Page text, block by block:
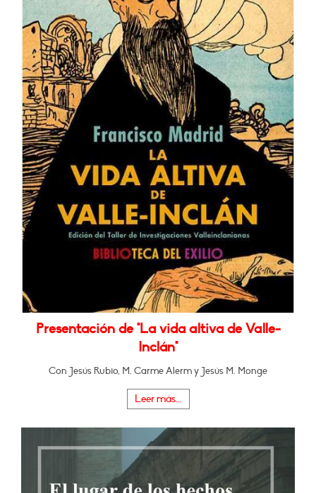
Presentación de "La vida altiva de Valle-
Inclán"
Con Jesús Rubio, M. Carme Alerm y Jesús M. Monge
Leer más...